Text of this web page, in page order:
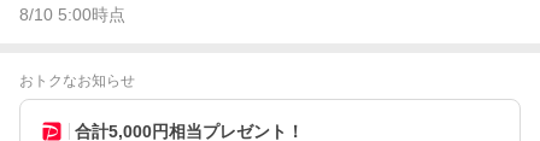
8/10 5:00時点
おトクなお知らせ
合計5,000円相当プレゼント！